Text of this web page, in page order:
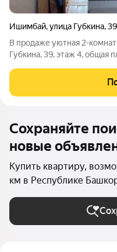
Ишимбай,улица Губкина,39
В продаже уютная 2-
Губкина, 39, этаж 4, общая
м, где можно готовить и
совмещенный. Дом
Сохраняйте
новые
Купить квартиру,
км в Республике